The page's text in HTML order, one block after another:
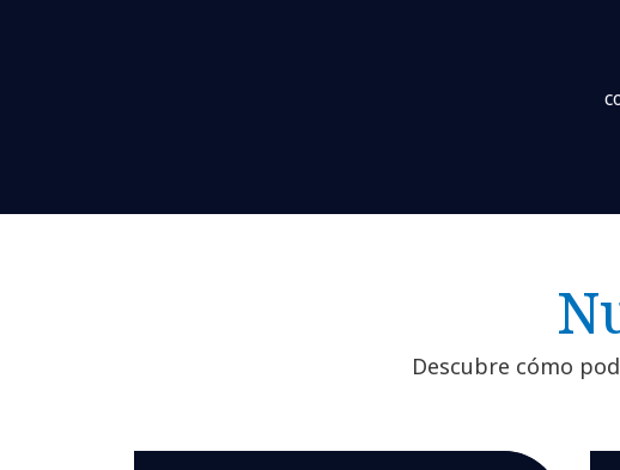
Descubre cómo